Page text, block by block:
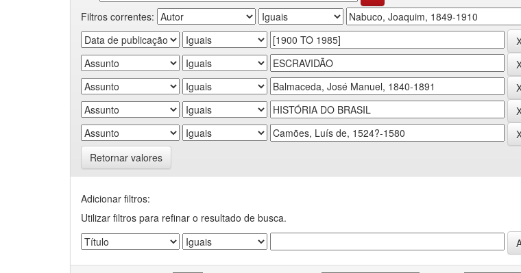
Filtros correntes:
Retornar valores
Adicionar filtros:
Utilizar filtros para refinar o resultado de busca.